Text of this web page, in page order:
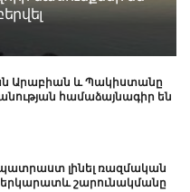
Արաբիան և Պակիստանը
համաձայնագիր են
պատրաստ լինել ռազմական
երկարատև շարունակմանը